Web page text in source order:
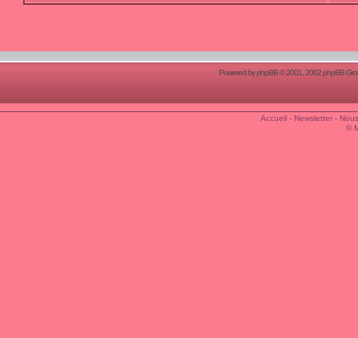
Powered byphpBB© 2001, 2002 phpBB
Accueil- Newsletter-
©